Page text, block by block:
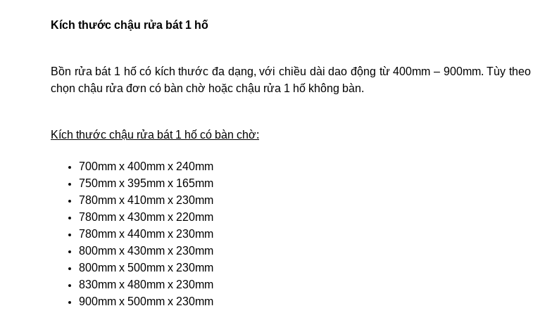
Kích thước chậu rửa bát 1 hố
Bồn rửa bát 1 hố có kích thước đa dạng, với chiều dài dao động từ 400mm – 900mm. Tùy
chọn chậu rửa đơn có bàn chờ hoặc chậu rửa 1 hố không bàn.
Kích thước chậu rửa bát 1 hố có bàn chờ:
700mm x 400mm x 240mm
750mm x 395mm x 165mm
780mm x 410mm x 230mm
780mm x 430mm x 220mm
780mm x 440mm x 230mm
800mm x 430mm x 230mm
800mm x 500mm x 230mm
830mm x 480mm x 230mm
900mm x 500mm x 230mm